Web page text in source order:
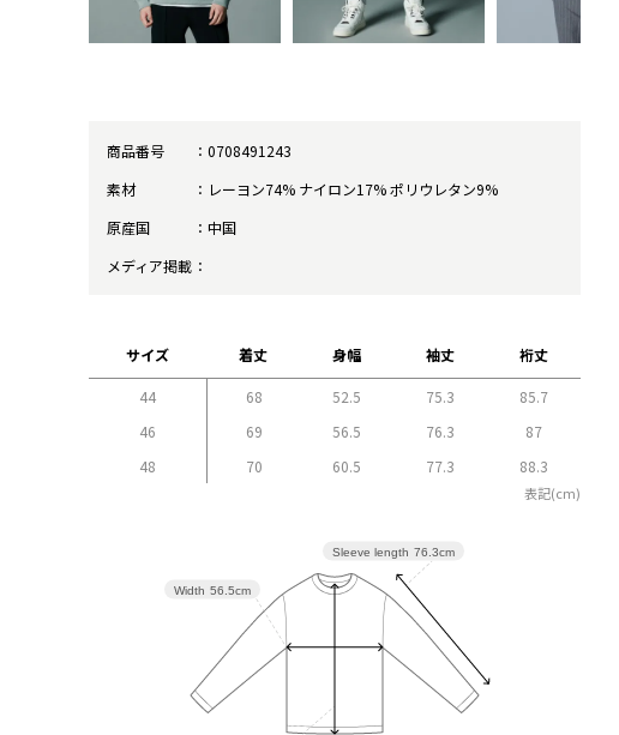
商品番号
0708491243
素材
レーヨン74% ナイロン17% ポリウレタン9%
原産国
中国
メディア掲載
サイズ 着丈 身幅 袖丈 裄丈
44 68 52.5 75.3
85.7
46
69 56.5 76.3
87
48
70 60.5 77.3 88.3
表記(cm)
Sleeve length 76.3cm
Width 56.5cm